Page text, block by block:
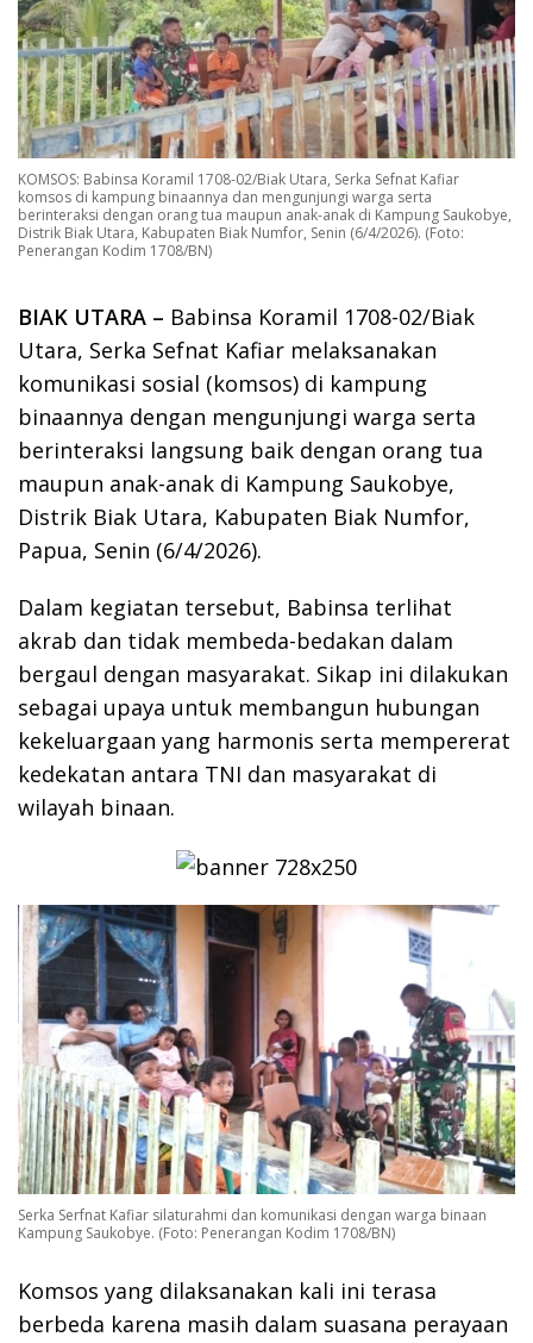
KOMSOS: Babinsa Koramil 1708-02/Biak Utara, Serka Sefnat Kafiar
komsos di kampung binaannya dan mengunjungi warga serta
berinteraksi dengan orang tua maupun anak-anak di Kampung Saukobye,
Distrik Biak Utara, Kabupaten Biak Numfor, Senin (6/4/2026). (Foto:
Penerangan Kodim 1708/BN)
BIAK UTARA – Babinsa Koramil 1708-02/Biak
Utara, Serka Sefnat Kafiar melaksanakan
komunikasi sosial (komsos) di kampung
binaannya dengan mengunjungi warga serta
berinteraksi langsung baik dengan orang tua
maupun anak-anak di Kampung Saukobye,
Distrik Biak Utara, Kabupaten Biak Numfor,
Papua, Senin (6/4/2026).
Dalam kegiatan tersebut, Babinsa terlihat
akrab dan tidak membeda-bedakan dalam
bergaul dengan masyarakat. Sikap ini dilakukan
sebagai upaya untuk membangun hubungan
kekeluargaan yang harmonis serta mempererat
kedekatan antara TNI dan masyarakat di
wilayah binaan.
Serka Serfnat Kafiar silaturahmi dan komunikasi dengan warga binaan
Kampung Saukobye. (Foto: Penerangan Kodim 1708/BN)
Komsos yang dilaksanakan kali ini terasa
berbeda karena masih dalam suasana perayaan